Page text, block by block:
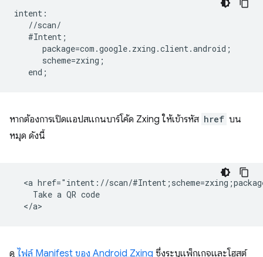
intent:
   //scan/
   #Intent;
      package=com.google.zxing.client.android;
      scheme=zxing;
หากต้องการเปิดแอปสแกนบาร์โค้ด Zxing ให้เข้ารหัส href บน
หมุด ดังนี้
<a href="intent://scan/
    Take a QR code
ดู ไฟล์ Manifest ของ Android Zxing ซึ่งระบุแพ็กเกจและโฮสต์